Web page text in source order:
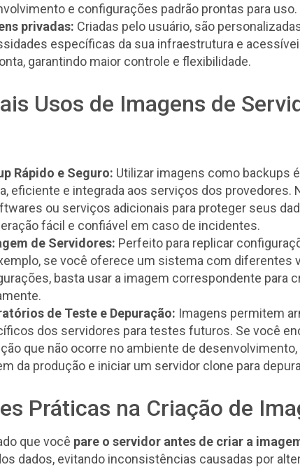
e configurações padrão prontas para uso.
privadas: Criadas pelo usuário, são
específicas da sua infraestrutura e
garantindo maior controle e flexibilidade.
Usos de Imagens de
Rápido e Seguro: Utilizar imagens como backups
eficiente e integrada aos serviços dos provedores.
ou serviços adicionais para proteger seus
fácil e confiável em caso de incidentes.
de Servidores: Perfeito para replicar
se você oferece um sistema com diferentes
basta usar a imagem correspondente para
de Teste e Depuração: Imagens permitem
dos servidores para testes futuros. Se você
que não ocorre no ambiente de
da produção e iniciar um servidor clone para
Práticas na Criação de
que você pare o servidor antes de criar a
dados, evitando inconsistências causadas por